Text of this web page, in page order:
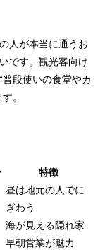
人が本当に通うお
です。観光客向け
段使いの食堂やカ
。
特徴
昼は地元の人でに
ぎわう
海が見える隠れ家
早朝営業が魅力